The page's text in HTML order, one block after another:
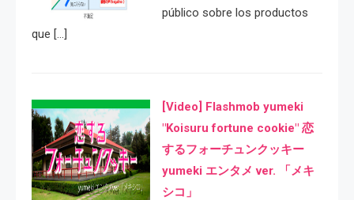
público sobre los productos
que […]
[Video] Flashmob yumeki
"Koisuru fortune cookie" 恋
するフォーチュンクッキー
yumeki エンタメ ver. 「メキ
シコ」